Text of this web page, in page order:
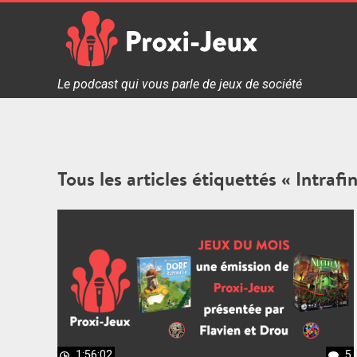
Proxi Jeux - Le podcast qui vous parle de jeux de
Le podcast qui vous parle de jeux de société
Tous les articles étiquettés «